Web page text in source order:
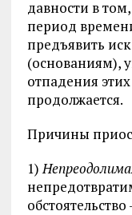
давности в
период
предъявить
(основаниям),
отпадения
продолжается.
Причины
1)